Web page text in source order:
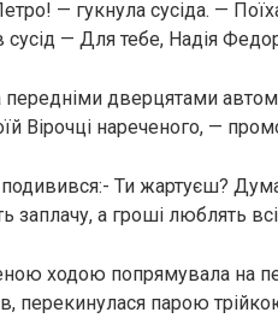
— гукнула сусіда. —
— Для тебе, Надія
дверцятами
Вірочці нареченого, —
Ти жартуєш?
заплачу, а гроші люблять
ходою попрямувала на
перекинулася парою